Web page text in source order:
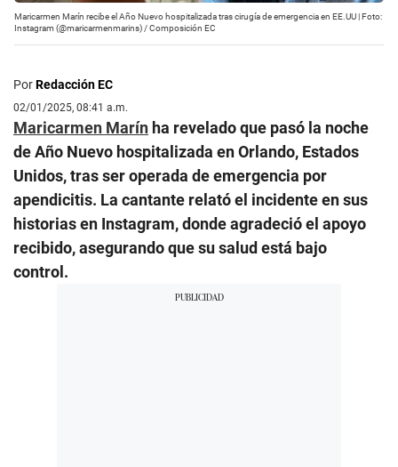
Maricarmen Marín recibe el Año Nuevo hospitalizada tras cirugía de emergencia en EE.UU | Foto:
Instagram (@maricarmenmarins) / Composición EC
PorRedacción EC
02/01/2025, 08:41 a.m.
Maricarmen Marín ha revelado que pasó la noche
de Año Nuevo hospitalizada en Orlando, Estados
Unidos, tras ser operada de emergencia por
apendicitis. La cantante relató el incidente en sus
historias en Instagram, donde agradeció el apoyo
recibido, asegurando que su salud está bajo
control.